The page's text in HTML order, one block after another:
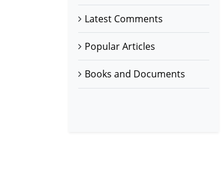
Latest Comments
Popular Articles
Books and Documents